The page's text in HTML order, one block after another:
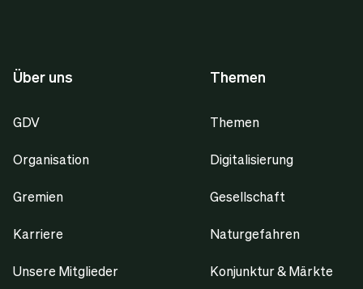
Über uns
GDV
Organisation
Gremien
Karriere
Unsere Mitglieder
Themen
Themen
Digitalisierung
Gesellschaft
Naturgefahren
Konjunktur & Märkte